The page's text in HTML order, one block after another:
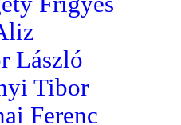
László
Tibor
Ferenc